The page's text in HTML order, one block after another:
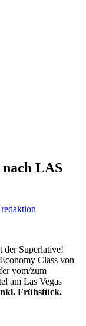
LAS
redaktion
der Superlative!
Class von
vom/zum
am Las Vegas
Frühstück.